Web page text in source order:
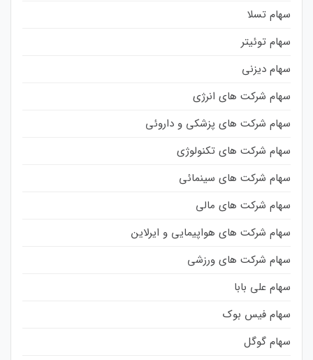
سهام تسلا
سهام توئیتر
سهام دیزنی
سهام شرکت های انرژی
سهام شرکت های پزشکی و داروئی
سهام شرکت های تکنولوژی
سهام شرکت های سینمائی
سهام شرکت های مالی
سهام شرکت های هواپیمایی و ایرلاین
سهام شرکت های ورزشی
سهام علی بابا
سهام فیس بوک
سهام گوگل